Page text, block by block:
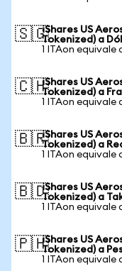
🇸🇬iShares US
Tokenized) a
1 ITAon equivale
🇨🇭iShares US
Tokenized) a
1 ITAon equivale
🇧🇷iShares US
Tokenized) a
1 ITAon equivale
🇧🇩iShares US
Tokenized) a
1 ITAon equivale
🇵🇭iShares US
Tokenized) a
1 ITAon equivale